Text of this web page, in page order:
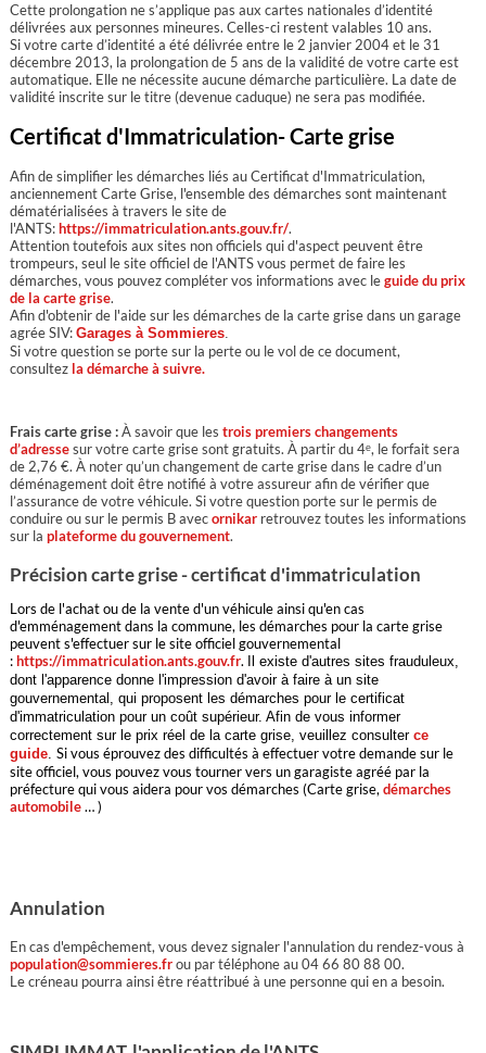
Cette prolongation ne s’applique pas aux cartes nationales d’identité
délivrées aux personnes mineures. Celles-ci restent valables 10 ans.
Si votre carte d’identité a été délivrée entre le 2 janvier 2004 et le 31
décembre 2013, la prolongation de 5 ans de la validité de votre carte est
automatique. Elle ne nécessite aucune démarche particulière. La date de
validité inscrite sur le titre (devenue caduque) ne sera pas modifiée.
Certificat d'Immatriculation- Carte grise
Afin de simplifier les démarches liés au Certificat d'Immatriculation,
anciennement Carte Grise, l'ensemble des démarches sont maintenant
dématérialisées à travers le site de
l'ANTS:https://immatriculation.ants.gouv.fr/.
Attention toutefois aux sites non officiels qui d'aspect peuvent être
trompeurs, seul le site officiel de l'ANTS vous permet de faire les
démarches, vous pouvez compléter vos informations avec leguide du prix
de la carte grise.
Afin d'obtenir de l'aide sur les démarches de la carte grise dans un garage
agrée SIV: Garages à Sommieres.
Si votre question se porte sur la perte ou le vol de ce document,
consultez la démarche à suivre.
Frais carte grise :À savoir que les trois premiers changements
d’adressesur votre carte grise sont gratuits. À partir du 4ᵉ, le forfait sera
de 2,76 €. À noter qu’un changement de carte grise dans le cadre d’un
déménagement doit être notifié à votre assureur afin de vérifier que
l’assurance de votre véhicule. Si votre question porte sur le permis de
conduire ou sur le permis B avecornikarretrouvez toutes les informations
sur la plateforme du gouvernement.
Précision carte grise - certificat d'immatriculation
Lors de l'achat ou de la vente d'un véhicule ainsi qu'en cas
d'emménagement dans la commune, les démarches pour la carte grise
peuvent s'effectuer sur le site officiel gouvernemental
:https://immatriculation.ants.gouv.fr.
Il existe d'autres sites frauduleux,
dont l'apparence donne l'impression d'avoir à faire à un site
gouvernemental, qui proposent les démarches pour le certificat
d'immatriculation pour un coût supérieur. Afin de vous informer
correctement sur le prix réel de la carte grise, veuillez consulter ce
guide. Si vous éprouvez des difficultés à effectuer votre demande sur le
site officiel, vous pouvez vous tourner vers un garagiste agréé par la
préfecture qui vous aidera pour vos démarches (Carte grise,démarches
automobile… )
Annulation
En cas d'empêchement, vous devez signaler l'annulation du rendez-vous à
population@sommieres.frou par téléphone au 04 66 80 88 00.
Le créneau pourra ainsi être réattribué à une personne qui en a besoin.